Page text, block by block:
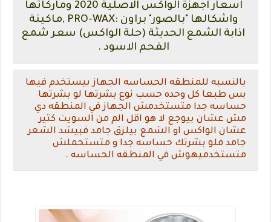
اسعار اجهزة الواكس الاصلية 2020 وماركاتها
واشكالها "بالصور" براون :PRO-WAX ,ماكينة
اذابة الشمع الحديثة (حلة الواكس) سعر شمع
الفحم الاسود .
بالنسبه للمنطقه الحساسه الجهاز بيستخدم فيها
بس طبعا كل وحده حسب نوع بشرتها لو بشرتها
حساسه جدا متستخدمش الجهاز في المنطقه دي
مش عشان بيوجع لا هو اقل الم من السويت كتير
عشان الواكس او الشمع بيلزق جامد فبيشد الشعر
جامد فلو بشرتك حساسه جدا و متستحملش
متستخدميهوش في المنطقه الحساسه .